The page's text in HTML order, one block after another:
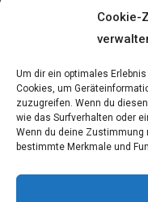
Cookie-
Um dir ein optimales
Cookies, um
zuzugreifen. Wenn du
wie das Surfverhalten oder
Wenn du deine
bestimmte Merkmale und
Dez. 2,
Ein